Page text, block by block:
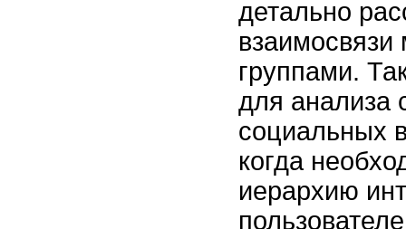
детально
группами.
для анализа
социальных
когда
иерархию